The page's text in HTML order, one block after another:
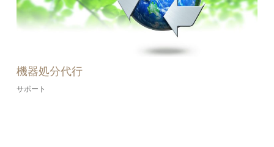
機器処分代行
サポート